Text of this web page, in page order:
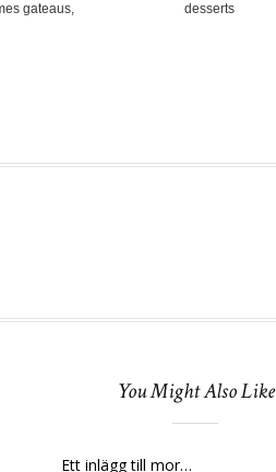
gateaus, desserts
You Might Also Like
Ett inlägg till mor…